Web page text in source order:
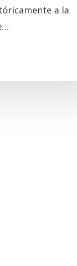
a la